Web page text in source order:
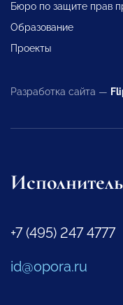
Бюро по защите прав
Образование
Проекты
Разработка сайта —
+7 (495) 247 4777
id@opora.ru